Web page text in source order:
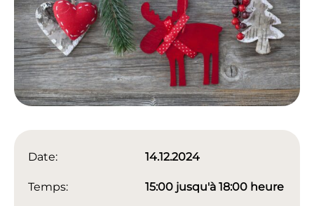
Date: 14.12.2024
Temps: 15:00 jusqu'à 18:00 heure